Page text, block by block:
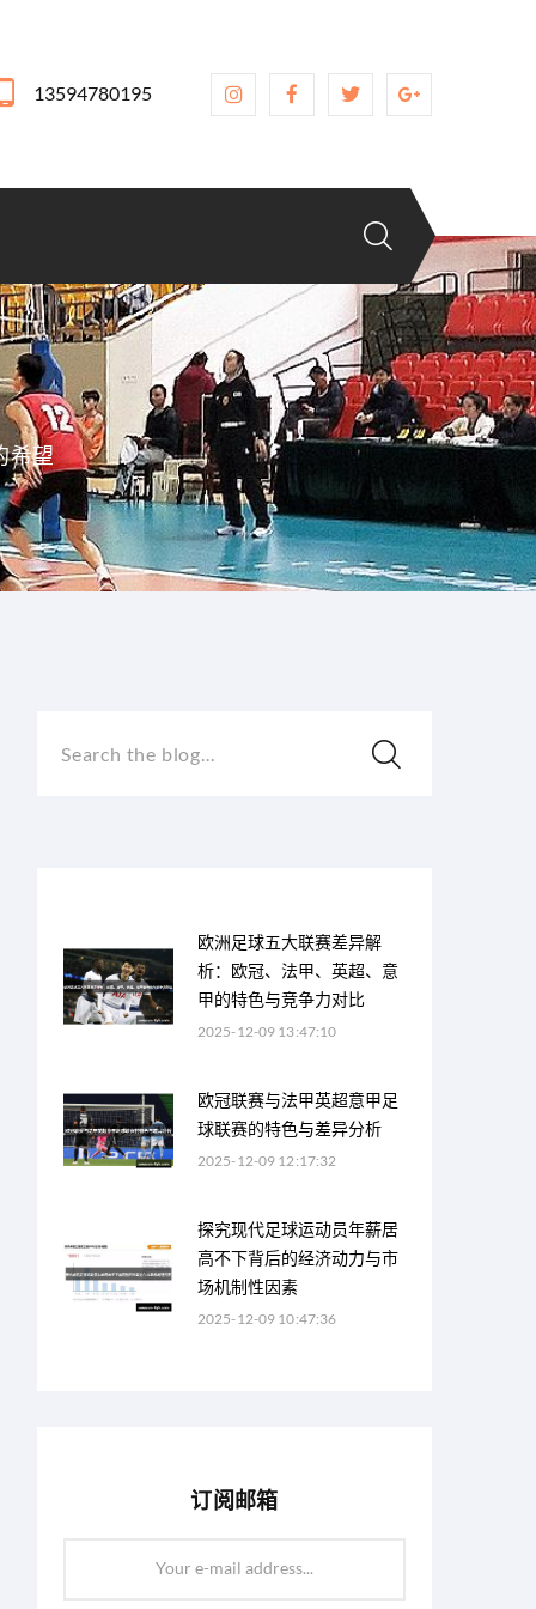
13594780195
希望
Search the blog...
欧洲足球五大联赛差异解
析：欧冠、法甲、英超、意
甲的特色与竞争力对比
2025-12-09 13:47:10
欧冠联赛与法甲英超意甲足
球联赛的特色与差异分析
2025-12-09 12:17:32
探究现代足球运动员年薪居
高不下背后的经济动力与市
场机制性因素
2025-12-09 10:47:36
订阅邮箱
Your e-mail address...